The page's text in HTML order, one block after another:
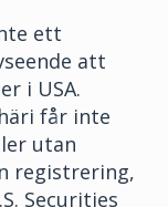
ett
att
i USA.
får inte
utan
registrering,
Securities